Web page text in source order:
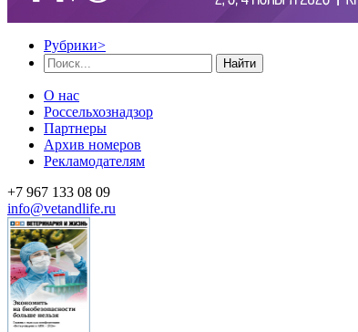
Рубрики>
Найти
О нас
Россельхознадзор
Партнеры
Архив номеров
Рекламодателям
+7 967 133 08 09
info@vetandlife.ru